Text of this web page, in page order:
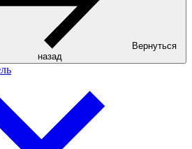
Вернуться
назад